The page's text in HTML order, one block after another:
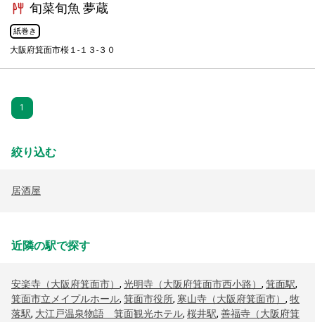
旬菜旬魚 夢蔵
紙巻き
大阪府箕面市桜１-１３-３０
1
絞り込む
居酒屋
近隣の駅で探す
安楽寺（大阪府箕面市） , 光明寺（大阪府箕面市西小路） , 箕面駅,
箕面市立メイプルホール, 箕面市役所, 寒山寺（大阪府箕面市） , 牧
落駅, 大江戸温泉物語 箕面観光ホテル, 桜井駅, 善福寺（大阪府箕